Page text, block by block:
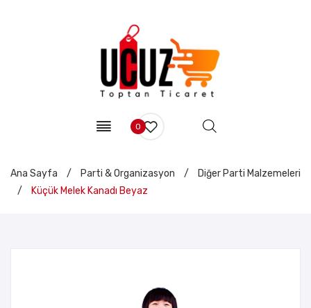
0
Ana Sayfa / Parti & Organizasyon /
Diğer Parti Malzemeleri
/
Küçük Melek Kanadı Beyaz